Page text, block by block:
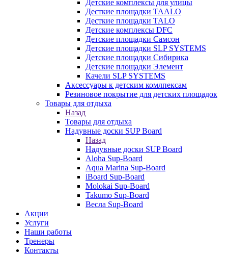
Детские комплексы для улицы
Десткие площадки TAALO
Десткие площадки TALO
Детские комплексы DFC
Детские площадки Самсон
Детские площадки SLP SYSTEMS
Детские площадки Сибирика
Детские площадки Элемент
Качели SLP SYSTEMS
Аксессуары к детским комлпексам
Резиновое покрытие для детских площадок
Товары для отдыха
Назад
Товары для отдыха
Надувные доски SUP Board
Назад
Надувные доски SUP Board
Aloha Sup-Board
Aqua Marina Sup-Board
iBoard Sup-Board
Molokai Sup-Board
Takumo Sup-Board
Весла Sup-Board
Акции
Услуги
Наши работы
Тренеры
Контакты